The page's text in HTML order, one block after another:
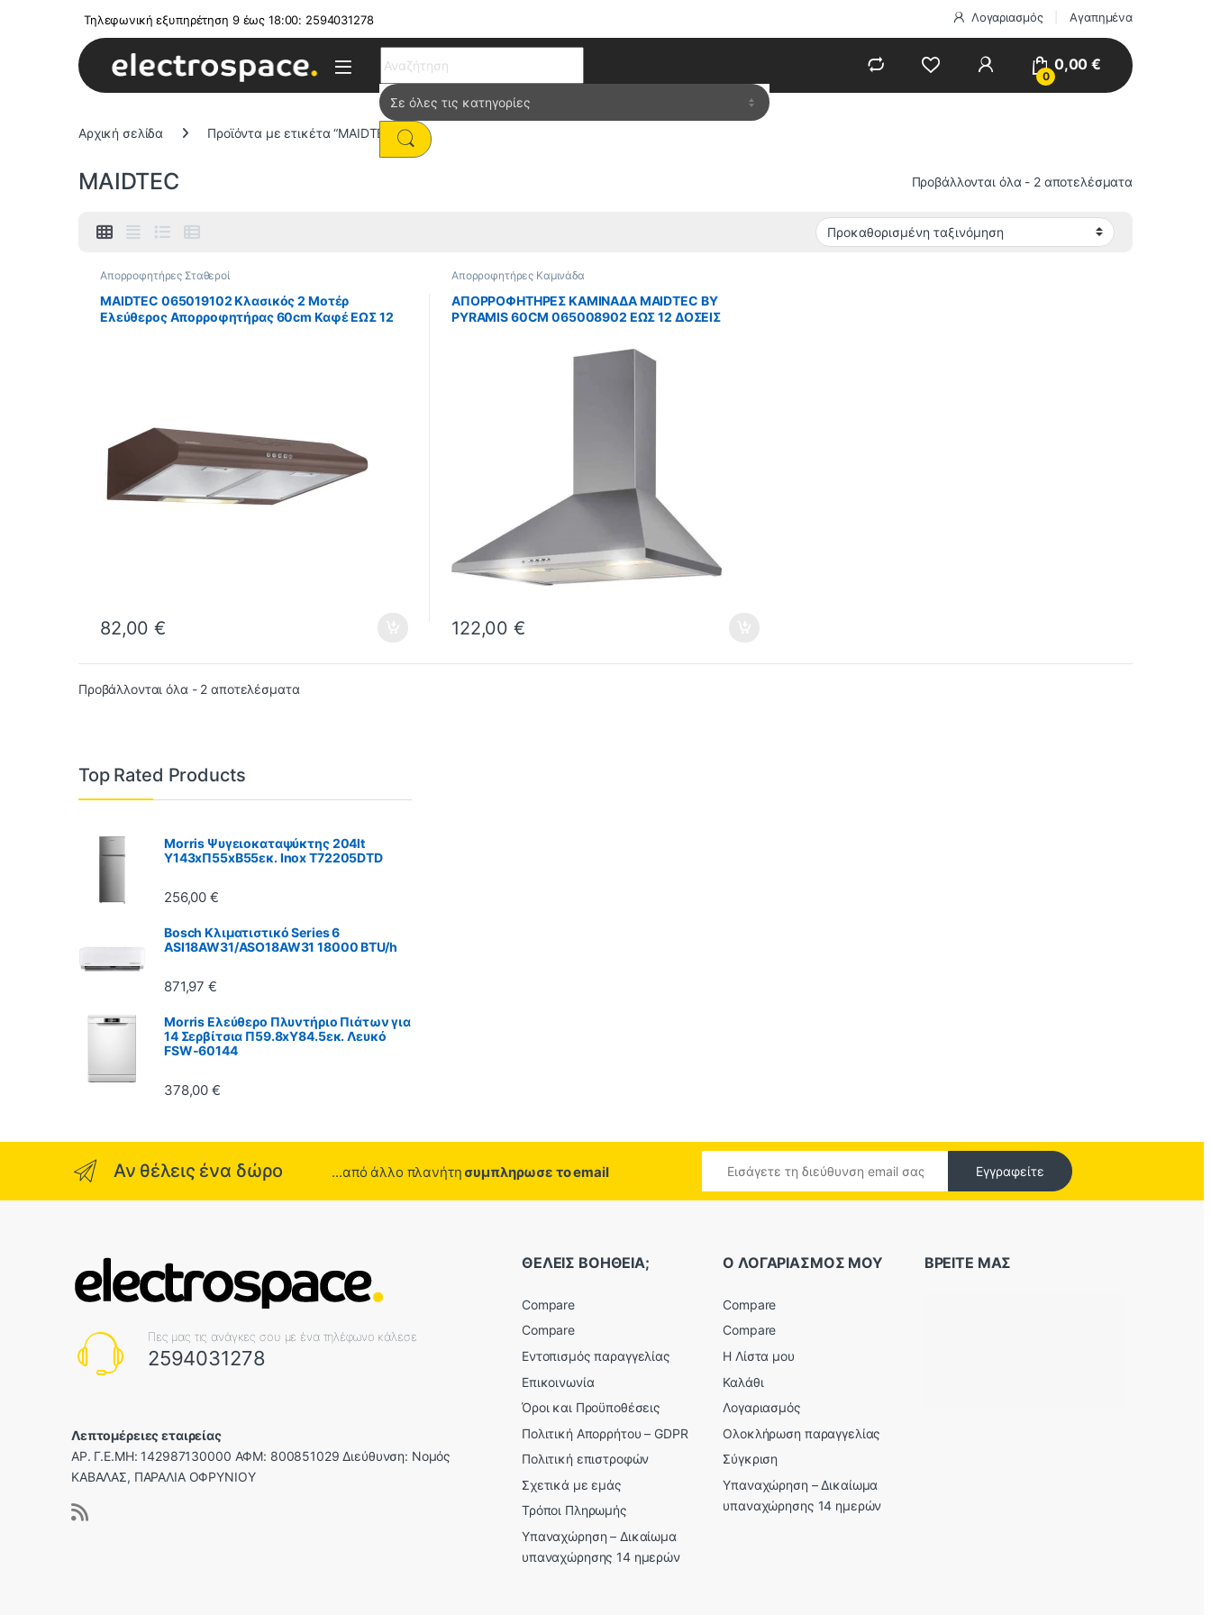
Τηλεφωνική εξυπηρέτηση 9 έως 18:00: 2594031278 Λογαριασμός Αγαπημένα
0
0,00€
Αρχική σελίδα Προϊόντα με ετικέτα “MAIDTEC”
MAIDTEC Προβάλλονται όλα - 2 αποτελέσματα
Απορροφητήρες Σταθεροί
MAIDTEC 065019102 Κλασικός 2 Μοτέρ
Ελεύθερος Απορροφητήρας 60cm Καφέ ΕΩΣ 12
82,00€
Απορροφητήρες Καμινάδα
ΑΠΟΡΡΟΦΗΤΗΡΕΣ ΚΑΜΙΝΑΔΑ MAIDTEC BY
PYRAMIS 60CM 065008902 ΕΩΣ 12 ΔΟΣΕΙΣ
122,00€
Προβάλλονται όλα - 2 αποτελέσματα
Top Rated Products
Morris Ψυγειοκαταψύκτης 204lt
Υ143xΠ55xΒ55εκ. Inox T72205DTD
256,00€
Bosch Κλιματιστικό Series 6
ASI18AW31/ASO18AW31 18000 BTU/h
871,97€
Morris Ελεύθερο Πλυντήριο Πιάτων για
14 Σερβίτσια Π59.8xY84.5εκ. Λευκό
FSW-60144
378,00€
Αν θέλεις ένα δώρο ...από άλλο πλανήτη συμπληρωσε το email Εγγραφείτε
Πες μας τις ανάγκες σου με ένα τηλέφωνο κάλεσε
2594031278
Λεπτομέρειες εταιρείας
ΑΡ. Γ.Ε.ΜΗ: 142987130000 ΑΦΜ: 800851029 Διεύθυνση: Νομός
ΚΑΒΑΛΑΣ, ΠΑΡΑΛΙΑ ΟΦΡΥΝΙΟΥ
ΘΕΛΕΙΣ ΒΟΗΘΕΙΑ;
Compare
Compare
Εντοπισμός παραγγελίας
Επικοινωνία
Όροι και Προϋποθέσεις
Πολιτική Απορρήτου – GDPR
Πολιτική επιστροφών
Σχετικά με εμάς
Τρόποι Πληρωμής
Υπαναχώρηση – Δικαίωμα
υπαναχώρησης 14 ημερών
Ο ΛΟΓΑΡΙΑΣΜΟΣ ΜΟΥ
Compare
Compare
Η Λίστα μου
Καλάθι
Λογαριασμός
Ολοκλήρωση παραγγελίας
Σύγκριση
Υπαναχώρηση – Δικαίωμα
υπαναχώρησης 14 ημερών
ΒΡΕΙΤΕ ΜΑΣ